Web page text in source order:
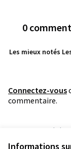
Informations
0
Les mieux notés
Connectez-vous
commentaire.